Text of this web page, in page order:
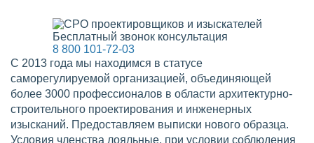
Бесплатный звонок консультация
8 800 101-72-03
С 2013 года мы находимся в статусе
саморегулируемой организацией, объединяющей
более 3000 профессионалов в области архитектурно-
строительного проектирования и инженерных
изысканий. Предоставляем выписки нового образца.
Условия членства лояльные, при условии соблюдения